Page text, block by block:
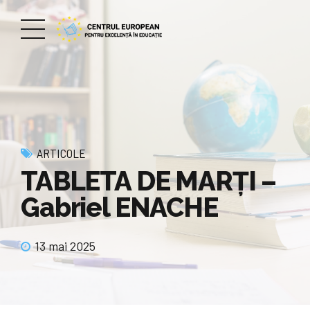
ARTICOLE
TABLETA DE MARȚI –
Gabriel ENACHE
13 mai 2025